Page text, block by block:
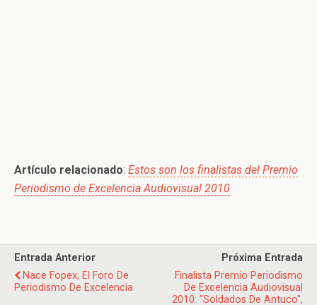
Artículo relacionado: Estos son los finalistas del Premio
Periodismo de Excelencia Audiovisual 2010
Entrada Anterior
Nace Fopex, El Foro De
Periodismo De Excelencia
Próxima Entrada
Finalista Premio Periodismo
De Excelencia Audiovisual
2010: "Soldados De Antuco",